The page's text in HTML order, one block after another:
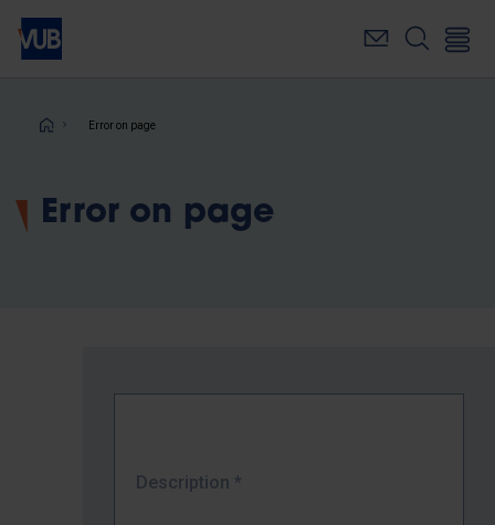
Skip
main
Breadcrumb
Error on page
Error on page
Description *